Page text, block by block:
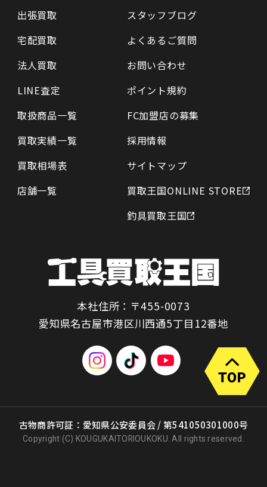
出張買取
宅配買取
法人買取
LINE査定
取扱商品一覧
買取実績一覧
買取相場表
店舗一覧
スタッフブログ
よくあるご質問
お問い合わせ
ポイント規約
FC加盟店の募集
採用情報
サイトマップ
買取王国ONLINE STORE
釣具買取王国
本社住所：〒455-0073
愛知県名古屋市港区川西通5丁目12番地
古物商許可証：愛知県公安委員会 / 第541050301000号
Copyright (C) KOUGUKAITORIOUKOKU. All rights reserved.